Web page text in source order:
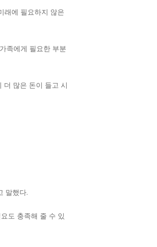
래에 필요하지 않은
족에게 필요한 부분
더 많은 돈이 들고 시
말했다.
도 충족해 줄 수 있